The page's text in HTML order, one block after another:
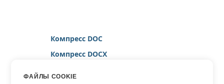
Компресс DOC
Компресс DOCX
ФАЙЛЫ COOKIE